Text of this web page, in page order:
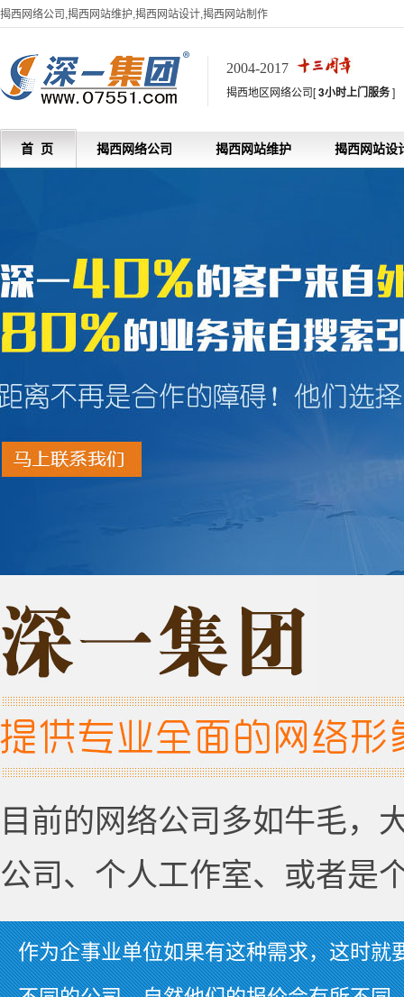
揭西网络公司,揭西网站维护,揭西网站设计,揭西网站制作
2004-2017
揭西地区网络公司[3小时上门服务]
首 页 揭西网络公司 揭西网站维护 揭西网站设
目前的网络公司多如牛毛，
公司、个人工作室、或者是
作为企事业单位如果有这种需求，这时就